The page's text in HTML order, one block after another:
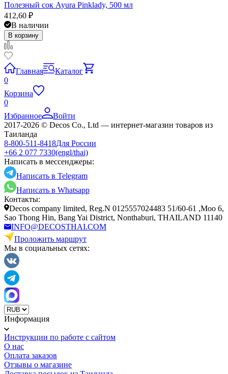
Полезный сок Ayura Pinklady, 500 мл
412,60 ₽
В наличии
В корзину
Главная
Каталог
0
Корзина
0
Избранное
Войти
2017-2026 © Decos Co., Ltd — интернет-магазин товаров из
Таиланда
8-800-511-8418Для России
+66 2 077 7330(engl/thai)
Написать в мессенджеры:
Написать в Telegram
Написать в Whatsapp
Контакты:
Decos company limited, Reg.N 0125557024483 51/60-61 ,Moo 6,
Sao Thong Hin, Bang Yai District, Nonthaburi, THAILAND 11140
INFO@DECOSTHAI.COM
Проложить маршрут
Мы в социальных сетях:
Информация
Инструкции по работе с сайтом
О нас
Оплата заказов
Отзывы о магазине